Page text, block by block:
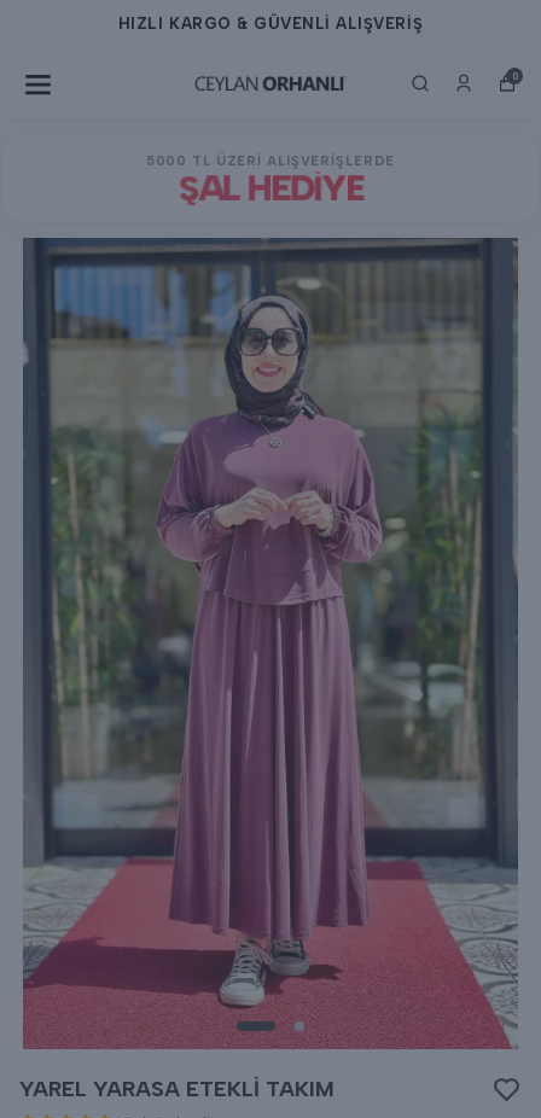
HIZLI KARGO & GÜVENLİ
0
5000 TL ÜZERİ ALIŞVERİŞLERDE
ŞAL HEDİYE
YAREL YARASA ETEKLİ TAKIM